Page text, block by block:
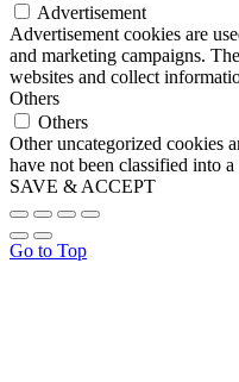
Advertisement
Advertisement cookies are
and marketing campaigns.
websites and collect
Others
Others
Other uncategorized cookies
have not been classified into a
SAVE & ACCEPT
Go to Top